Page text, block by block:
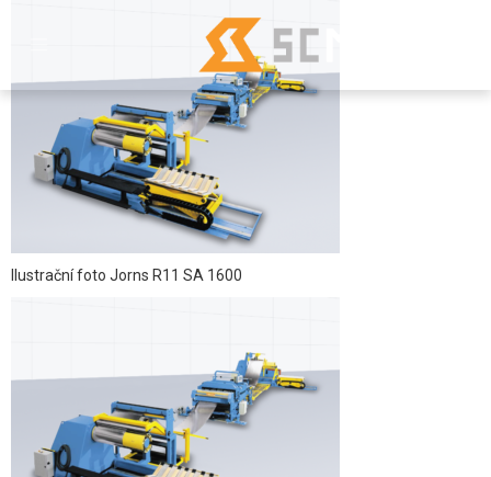
Ilustrační foto Jorns R11 SA 1600